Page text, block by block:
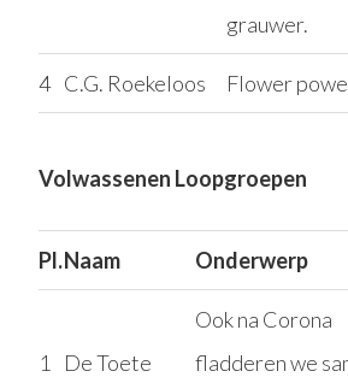
grauwer.
4 C.G. Roekeloos Flower
Volwassenen Loopgroepen
Pl.Naam Onderwerp
1 De Toete
Ook na Corona
fladderen we